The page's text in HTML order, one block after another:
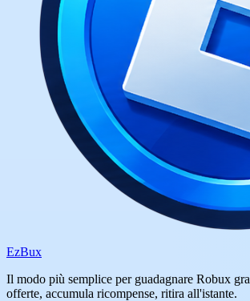
EzBux
Il modo più semplice per guadagnare Robux
offerte, accumula ricompense, ritira all'istante.